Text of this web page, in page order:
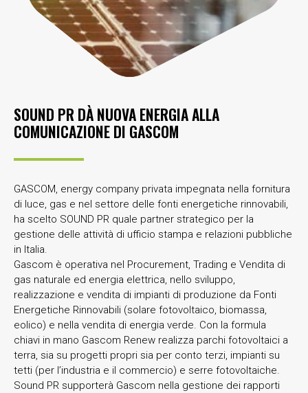
SOUND PR DÀ NUOVA ENERGIA ALLA
COMUNICAZIONE DI GASCOM
GASCOM, energy company privata impegnata nella fornitura
di luce, gas e nel settore delle fonti energetiche rinnovabili,
ha scelto SOUND PR quale partner strategico per la
gestione delle attività di ufficio stampa e relazioni pubbliche
in Italia.
Gascom è operativa nel Procurement, Trading e Vendita di
gas naturale ed energia elettrica, nello sviluppo,
realizzazione e vendita di impianti di produzione da Fonti
Energetiche Rinnovabili (solare fotovoltaico, biomassa,
eolico) e nella vendita di energia verde. Con la formula
chiavi in mano Gascom Renew realizza parchi fotovoltaici a
terra, sia su progetti propri sia per conto terzi, impianti su
tetti (per l’industria e il commercio) e serre fotovoltaiche.
Sound PR supporterà Gascom nella gestione dei rapporti